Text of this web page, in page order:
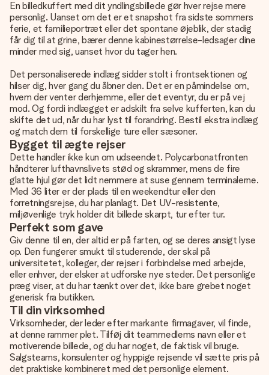
En billedkuffert med dit yndlingsbillede gør hver rejse mere
personlig. Uanset om det er et snapshot fra sidste sommers
ferie, et familieportræt eller det spontane øjeblik, der stadig
får dig til at grine, bærer denne kabinestørrelse-ledsager dine
minder med sig, uanset hvor du tager hen.
Det personaliserede indlæg sidder stolt i frontsektionen og
hilser dig, hver gang du åbner den. Det er en påmindelse om,
hvem der venter derhjemme, eller det eventyr, du er på vej
mod. Og fordi indlægget er adskilt fra selve kufferten, kan du
skifte det ud, når du har lyst til forandring. Bestil ekstra indlæg
og match dem til forskellige ture eller sæsoner.
Bygget til ægte rejser
Dette handler ikke kun om udseendet. Polycarbonatfronten
håndterer lufthavnslivets stød og skrammer, mens de fire
glatte hjul gør det lidt nemmere at suse gennem terminalerne.
Med 36 liter er der plads til en weekendtur eller den
forretningsrejse, du har planlagt. Det UV-resistente,
miljøvenlige tryk holder dit billede skarpt, tur efter tur.
Perfekt som gave
Giv denne til en, der altid er på farten, og se deres ansigt lyse
op. Den fungerer smukt til studerende, der skal på
universitetet, kolleger, der rejser i forbindelse med arbejde,
eller enhver, der elsker at udforske nye steder. Det personlige
præg viser, at du har tænkt over det, ikke bare grebet noget
generisk fra butikken.
Til din virksomhed
Virksomheder, der leder efter markante firmagaver, vil finde,
at denne rammer plet. Tilføj dit teammedlems navn eller et
motiverende billede, og du har noget, de faktisk vil bruge.
Salgsteams, konsulenter og hyppige rejsende vil sætte pris på
det praktiske kombineret med det personlige element.